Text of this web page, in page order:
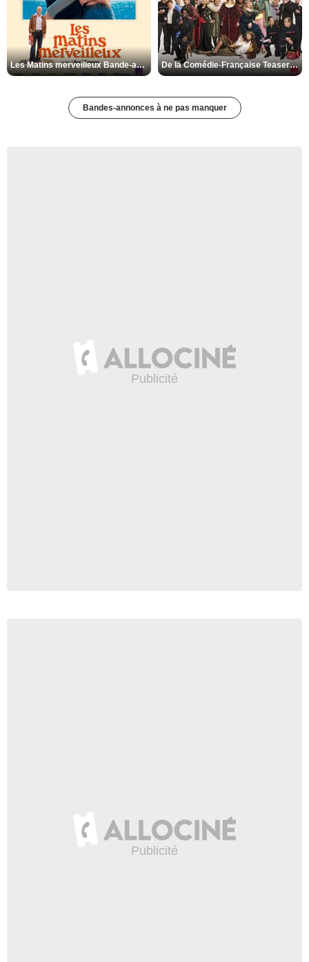
Les Matins merveilleux Bande-annonce VF De la Comédie-Française Teaser VF
Bandes-annonces à ne pas manquer